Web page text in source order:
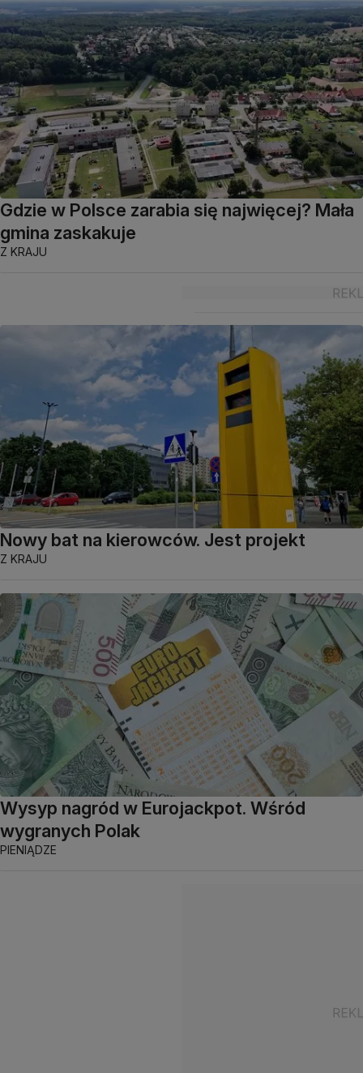
Gdzie w Polsce zarabia się najwięcej? Mała
gmina zaskakuje
Z KRAJU
Nowy bat na kierowców. Jest projekt
Z KRAJU
Wysyp nagród w Eurojackpot. Wśród
wygranych Polak
PIENIĄDZE